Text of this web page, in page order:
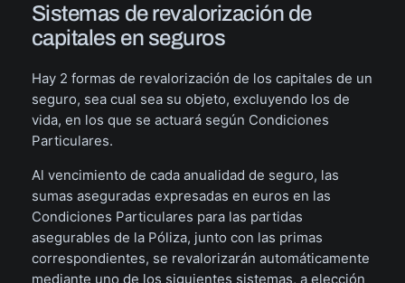
Sistemas de revalorización de
capitales en seguros
Hay 2 formas de revalorización de los capitales de un
seguro, sea cual sea su objeto, excluyendo los de
vida, en los que se actuará según Condiciones
Particulares.
Al vencimiento de cada anualidad de seguro, las
sumas aseguradas expresadas en euros en las
Condiciones Particulares para las partidas
asegurables de la Póliza, junto con las primas
correspondientes, se revalorizarán automáticamente
mediante uno de los siguientes sistemas, a elección